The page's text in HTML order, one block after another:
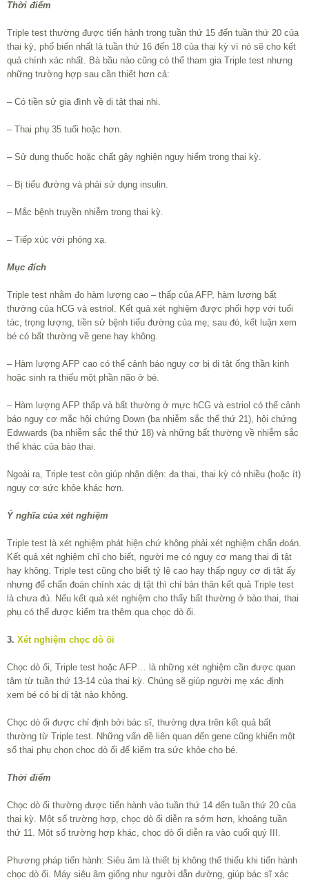
Thời điểm
Triple test thường được tiến hành trong tuần thứ 15 đến tuần thứ 20 của
thai kỳ, phổ biến nhất là tuần thứ 16 đến 18 của thai kỳ vì nó sẽ cho kết
quả chính xác nhất. Bà bầu nào cũng có thể tham gia Triple test nhưng
những trường hợp sau cần thiết hơn cả:
– Có tiền sử gia đình về dị tật thai nhi.
– Thai phụ 35 tuổi hoặc hơn.
– Sử dụng thuốc hoặc chất gây nghiện nguy hiểm trong thai kỳ.
– Bị tiểu đường và phải sử dụng insulin.
– Mắc bệnh truyền nhiễm trong thai kỳ.
– Tiếp xúc với phóng xạ.
Mục đích
Triple test nhằm đo hàm lượng cao – thấp của AFP, hàm lượng bất
thường của hCG và estriol. Kết quả xét nghiệm được phối hợp với tuổi
tác, trọng lượng, tiền sử bệnh tiểu đường của mẹ; sau đó, kết luận xem
bé có bất thường về gene hay không.
– Hàm lượng AFP cao có thể cảnh báo nguy cơ bị dị tật ống thần kinh
hoặc sinh ra thiếu một phần não ở bé.
– Hàm lượng AFP thấp và bất thường ở mực hCG và estriol có thể cảnh
báo nguy cơ mắc hội chứng Down (ba nhiễm sắc thể thứ 21), hội chứng
Edwwards (ba nhiễm sắc thể thứ 18) và những bất thường về nhiễm sắc
thể khác của bào thai.
Ngoài ra, Triple test còn giúp nhận diện: đa thai, thai kỳ có nhiều (hoặc ít)
nguy cơ sức khỏe khác hơn.
Ý nghĩa của xét nghiệm
Triple test là xét nghiệm phát hiện chứ không phải xét nghiệm chẩn đoán.
Kết quả xét nghiệm chỉ cho biết, người mẹ có nguy cơ mang thai dị tật
hay không. Triple test cũng cho biết tỷ lệ cao hay thấp nguy cơ dị tật ấy
nhưng để chẩn đoán chính xác dị tật thì chỉ bản thân kết quả Triple test
là chưa đủ. Nếu kết quả xét nghiệm cho thấy bất thường ở bào thai, thai
phụ có thể được kiểm tra thêm qua chọc dò ối.
3. Xét nghiệm chọc dò ối
Chọc dò ối, Triple test hoặc AFP… là những xét nghiệm cần được quan
tâm từ tuần thứ 13-14 của thai kỳ. Chúng sẽ giúp người mẹ xác định
xem bé có bị dị tật nào không.
Chọc dò ối được chỉ định bởi bác sĩ, thường dựa trên kết quả bất
thường từ Triple test. Những vấn đề liên quan đến gene cũng khiến một
số thai phụ chọn chọc dò ối để kiểm tra sức khỏe cho bé.
Thời điểm
Chọc dò ối thường được tiến hành vào tuần thứ 14 đến tuần thứ 20 của
thai kỳ. Một số trường hợp, chọc dò ối diễn ra sớm hơn, khoảng tuần
thứ 11. Một số trường hợp khác, chọc dò ối diễn ra vào cuối quý III.
Phương pháp tiến hành: Siêu âm là thiết bị không thể thiếu khi tiến hành
chọc dò ối. Máy siêu âm giống như người dẫn đường, giúp bác sĩ xác